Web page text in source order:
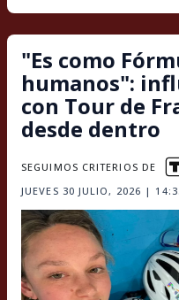
"Es como
humanos":
con Tour de
desde dentro
JUEVES 30 JULIO, 2026 |
SEGUIMOS CRITERIOS DE